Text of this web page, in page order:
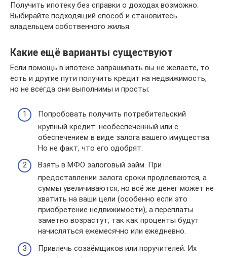
Получить ипотеку без справки о доходах возможно.
Выбирайте подходящий способ и становитесь
владельцем собственного жилья.
Какие ещё варианты существуют
Если помощь в ипотеке запрашивать вы не желаете, то
есть и другие пути получить кредит на недвижимость,
но не всегда они выполнимы и просты:
Попробовать получить потребительский
крупный кредит: необеспеченный или с
обеспечением в виде залога вашего имущества.
Но не факт, что его одобрят.
Взять в МФО залоговый займ. При
предоставлении залога сроки продлеваются, а
суммы увеличиваются, но всё же денег может не
хватить на ваши цели (особенно если это
приобретение недвижимости), а переплаты
заметно возрастут, так как проценты будут
начисляться ежемесячно или ежедневно.
Привлечь созаёмщиков или поручителей. Их